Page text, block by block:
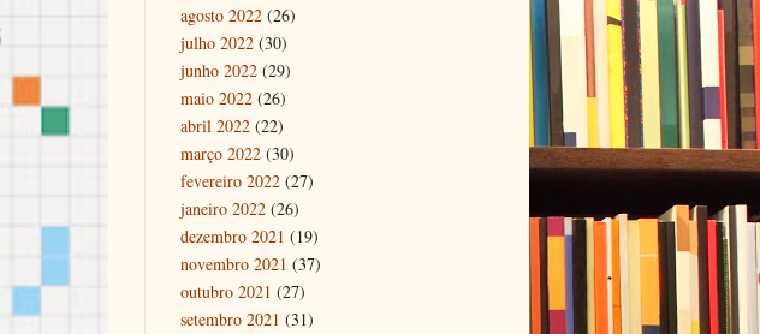
agosto 2022 (26)
julho 2022 (30)
junho 2022 (29)
maio 2022 (26)
abril 2022 (22)
março 2022 (30)
fevereiro 2022 (27)
janeiro 2022 (26)
dezembro 2021 (19)
novembro 2021 (37)
outubro 2021 (27)
setembro 2021 (31)